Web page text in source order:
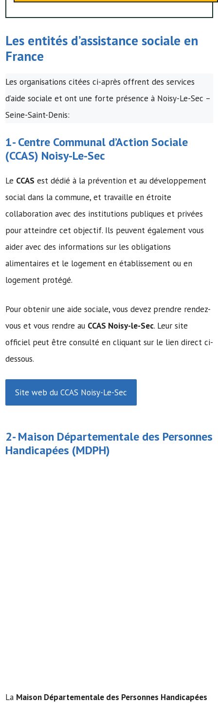
Les entités d’assistance sociale en
France
Les organisations citées ci-après offrent des services
d’aide sociale et ont une forte présence à Noisy-Le-Sec –
Seine-Saint-Denis:
1-Centre Communal d’Action Sociale
(CCAS) Noisy-Le-Sec
Le CCAS est dédié à la prévention et au développement
social dans la commune, et travaille en étroite
collaboration avec des institutions publiques et privées
pour atteindre cet objectif. Ils peuvent également vous
aider avec des informations sur les obligations
alimentaires et le logement en établissement ou en
logement protégé.
Pour obtenir une aide sociale, vous devez prendre rendez-
vous et vous rendre au CCAS Noisy-le-Sec. Leur site
officiel peut être consulté en cliquant sur le lien direct ci-
dessous.
Site web du CCAS Noisy-Le-Sec
2-Maison Départementale des Personnes
Handicapées (MDPH)
La Maison Départementale des Personnes Handicapées